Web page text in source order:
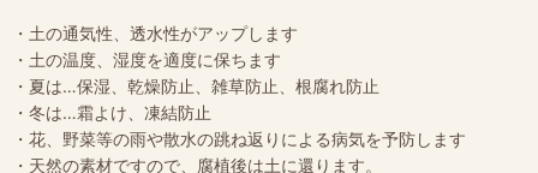
・土の通気性、透水性がアップします
・土の温度、湿度を適度に保ちます
・夏は…保湿、乾燥防止、雑草防止、根腐れ防止
・冬は…霜よけ、凍結防止
・花、野菜等の雨や散水の跳ね返りによる病気を予防します
・天然の素材ですので、腐植後は土に還ります。